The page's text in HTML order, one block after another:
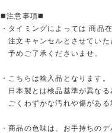
◼️注意事項◼️
・タイミングによっては 商品
注文キャンセルとさせていた
予めご了承くださいませ。
・こちらは輸入品となります。
日本製とは検品基準が異なる
ごくわずかな汚れや傷がある
・商品の色味は、お手持ちのデ